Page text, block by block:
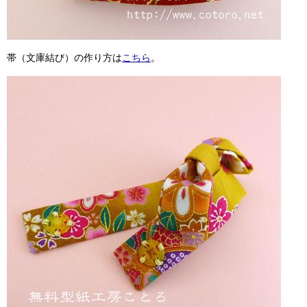
帯（文庫結び）の作り方は こちら